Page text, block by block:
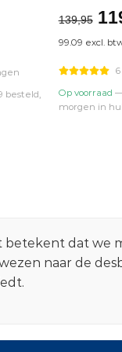
besteld,
139,95
99.09 excl.
Op voorraad —
morgen in
dat we
naar de